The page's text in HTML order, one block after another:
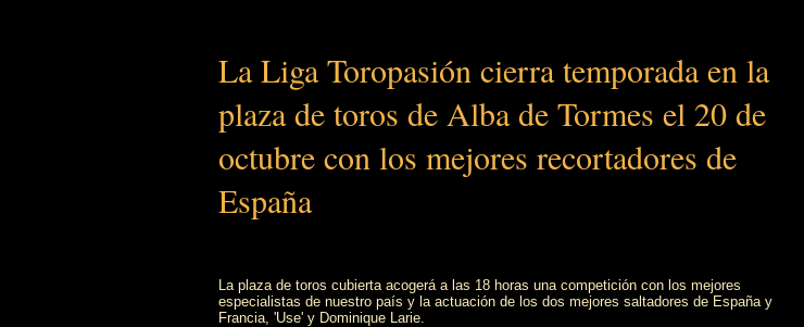
La Liga Toropasión cierra temporada en la
plaza de toros de Alba de Tormes el 20 de
octubre con los mejores recortadores de
España
La plaza de toros cubierta acogerá a las 18 horas una competición con los mejores
especialistas de nuestro país y la actuación de los dos mejores saltadores de España y
Francia, 'Use' y Dominique Larie.